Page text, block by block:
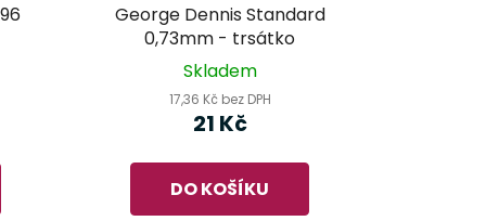
George Dennis Standard
0,73mm - trsátko
Skladem
17,36 Kč bez DPH
21 Kč
DO KOŠÍKU